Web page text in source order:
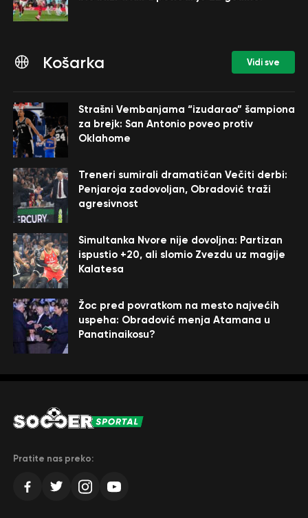
Košarka Vidi sve
Strašni Vembanjama “izudarao” šampiona
za brejk: San Antonio poveo protiv
Oklahome
Treneri sumirali dramatičan Večiti derbi:
Penjaroja zadovoljan, Obradović traži
agresivnost
Simultanka Nvore nije dovoljna: Partizan
ispustio +20, ali slomio Zvezdu uz magije
Kalatesa
Žoc pred povratkom na mesto najvećih
uspeha: Obradović menja Atamana u
Panatinaikosu?
Pratite nas preko: